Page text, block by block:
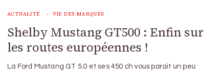
ACTUALITÉ VIE DES MARQUES
Shelby Mustang GT500 : Enfin sur
les routes européennes !
La Ford Mustang GT 5.0 et ses 450 ch vous parait un peu